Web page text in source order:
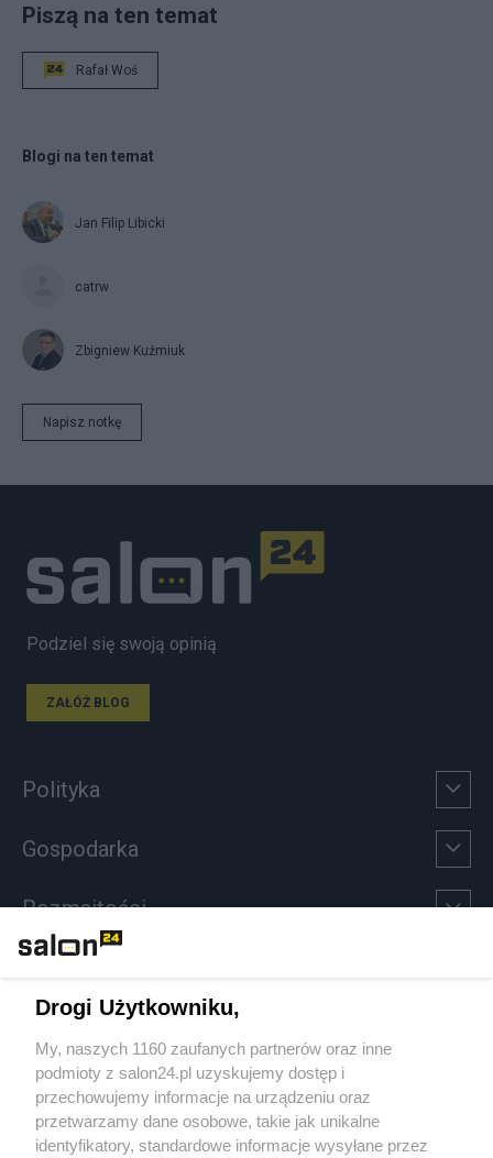
Piszą na ten temat
Rafał Woś
Blogi na ten temat
Jan Filip Libicki
catrw
Zbigniew Kuźmiuk
Napisz notkę
Podziel się swoją opinią
ZAŁÓŻ BLOG
Polityka
Gospodarka
Rozmaitości
Sport
Społeczeństwo
Kultura
Drogi Użytkowniku,
My, naszych 1160 zaufanych partnerów oraz inne
podmioty z salon24.pl uzyskujemy dostęp i
przechowujemy informacje na urządzeniu oraz
przetwarzamy dane osobowe, takie jak unikalne
identyfikatory, standardowe informacje wysyłane przez